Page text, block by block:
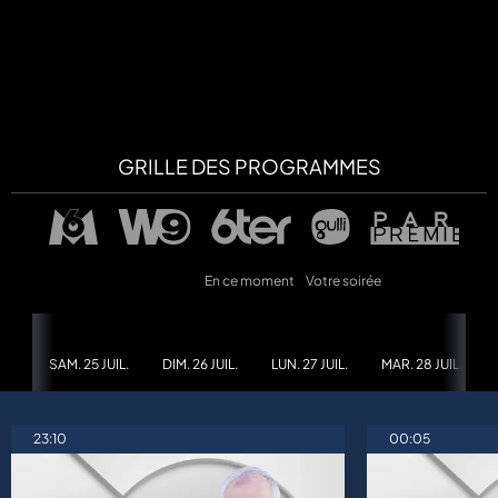
GRILLE DES PROGRAMMES
En ce moment Votre soirée
SAM. 25 JUIL. DIM. 26 JUIL. LUN. 27 JUIL. MAR. 28 JUIL.
23:10 00:05